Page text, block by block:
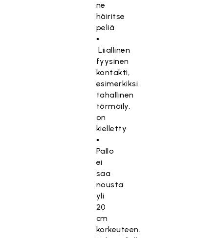
ne
häiritse
peliä
▪
Liiallinen
fyysinen
kontakti,
esimerkiksi
tahallinen
törmäily,
on
kielletty
▪
Pallo
ei
saa
nousta
yli
20
cm
korkeuteen.